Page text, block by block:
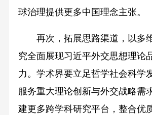
球治理提供更多中国理念主张。
再次，拓展思路渠道，以多
究全面展现习近平外交思想理论
力。学术界要立足哲学社会科学
服务重大理论创新与外交战略需
建更多跨学科研究平台，整合优